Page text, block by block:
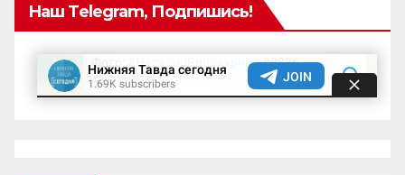
Наш Telegram, Подпишись!